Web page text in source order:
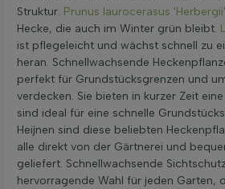
Struktur. Prunus laurocerasus 'Herbergii'
Hecke, die auch im Winter grün bleibt.
ist pflegeleicht und wächst schnell zu
heran. Schnellwachsende
perfekt für Grundstücksgrenzen und
verdecken. Sie bieten in kurzer Zeit
sind ideal für eine schnelle
Heijnen sind diese beliebten
alle direkt von der Gärtnerei und
geliefert. Schnellwachsende
hervorragende Wahl für jeden Garten,